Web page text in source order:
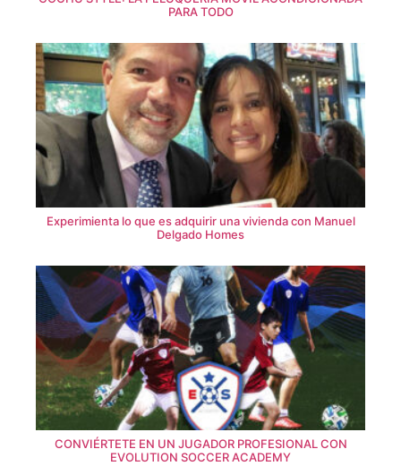
PARA TODO
Experimienta lo que es adquirir una vivienda con Manuel
Delgado Homes
CONVIÉRTETE EN UN JUGADOR PROFESIONAL CON
EVOLUTION SOCCER ACADEMY